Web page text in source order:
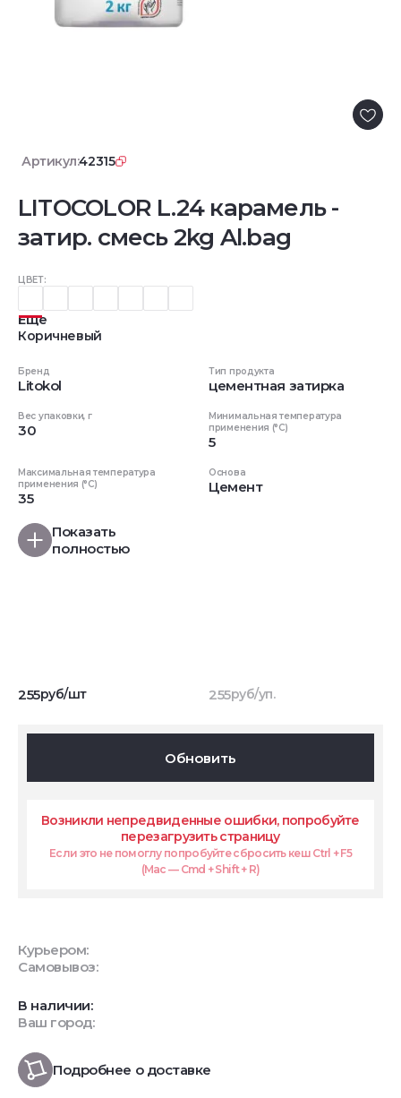
Артикул:42315
LITOCOLOR L.24 карамель -
затир. смесь 2kg Al.bag
ЦВЕТ:
Еще
Коричневый
Бренд
Litokol
Тип продукта
цементная затирка
Вес упаковки, г
30
Минимальная температура
применения (°C)
5
Максимальная температура
применения (°C)
35
Основа
Цемент
Показать
полностью
255руб/шт 255руб/уп.
Обновить
Возникли непредвиденные ошибки, попробуйте
перезагрузить страницу
Если это не помоглу попробуйте сбросить кеш Ctrl + F5
(Mac — Cmd + Shift + R)
Курьером:
Самовывоз:
В наличии:
Ваш город:
Подробнее о доставке